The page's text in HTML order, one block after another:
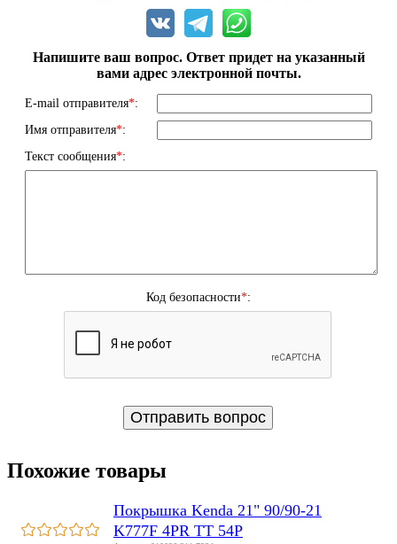
Напишите ваш вопрос. Ответ придет на указанный
вами адрес электронной почты.
E-mail отправителя*:
Имя отправителя*:
Текст сообщения*:
Код безопасности*:
Похожие товары
Покрышка Kenda 21" 90/90-21
K777F 4PR TT 54P